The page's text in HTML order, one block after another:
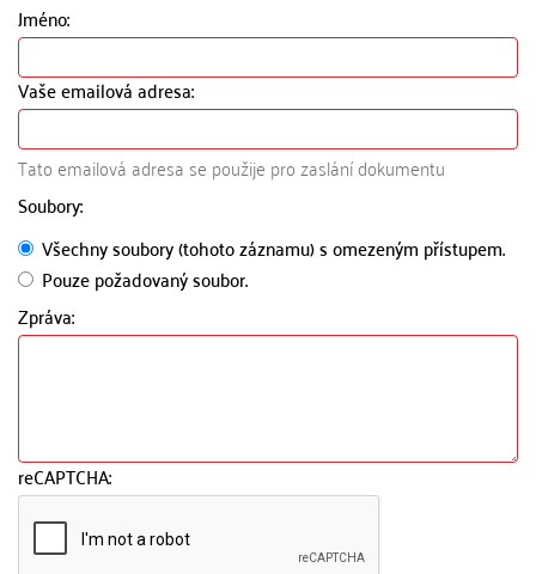
Jméno:
Vaše emailová adresa:
Tato emailová adresa se použije pro zaslání dokumentu
Soubory:
Všechny soubory (tohoto záznamu) s omezeným přístupem.
Pouze požadovaný soubor.
Zpráva:
reCAPTCHA: